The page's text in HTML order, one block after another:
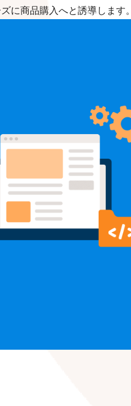
に商品購入へと誘導します。